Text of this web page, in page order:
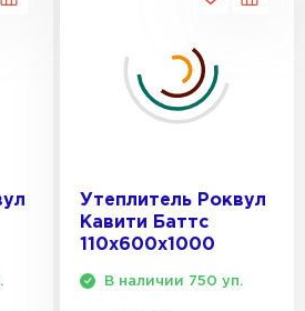
Утеплитель Роквул
Кавити Баттс
110х600х1000
В наличии 750 уп.